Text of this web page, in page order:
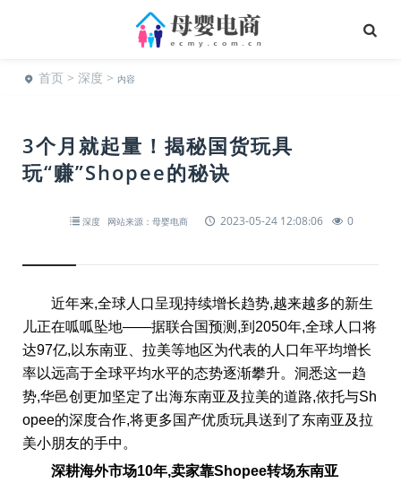
首页 > 深度 > 内容
3个月就起量！揭秘国货玩具
玩“赚”Shopee的秘诀
深度 网站来源：母婴电商 2023-05-24 12:08:06 0
近年来,全球人口呈现持续增长趋势,越来越多的新生
儿正在呱呱坠地——据联合国预测,到2050年,全球人口将
达97亿,以东南亚、拉美等地区为代表的人口年平均增长
率以远高于全球平均水平的态势逐渐攀升。洞悉这一趋
势,华邑创更加坚定了出海东南亚及拉美的道路,依托与Sh
opee的深度合作,将更多国产优质玩具送到了东南亚及拉
美小朋友的手中。
深耕海外市场10年,卖家靠Shopee转场东南亚